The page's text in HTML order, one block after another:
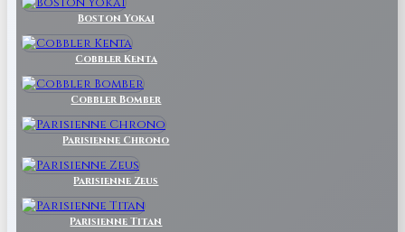
Boston Yokai
Cobbler Kenta
Cobbler Bomber
Parisienne Chrono
Parisienne Zeus
Parisienne Titan